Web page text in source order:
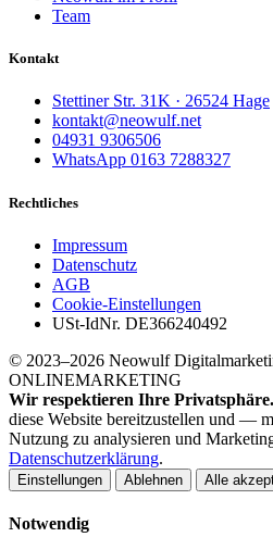
Team
Kontakt
Stettiner Str. 31K · 26524 Hage
kontakt@neowulf.net
04931 9306506
WhatsApp 0163 7288327
Rechtliches
Impressum
Datenschutz
AGB
Cookie-Einstellungen
USt-IdNr. DE366240492
© 2023–2026 Neowulf
ONLINEMARKETING
Wir respektieren Ihre Privatsphäre.
diese Website bereitzustellen und
Nutzung zu analysieren und
Datenschutzerklärung.
Einstellungen Ablehnen Alle
Notwendig